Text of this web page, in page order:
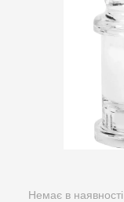
Немає в наявності